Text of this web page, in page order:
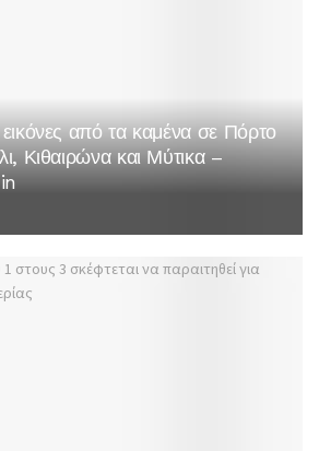
από τα καμένα σε Πόρτο
Κιθαιρώνα και Μύτικα –